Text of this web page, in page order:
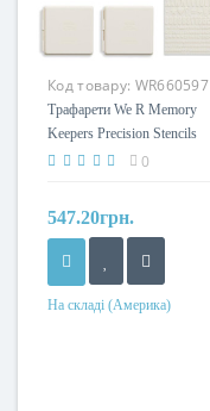
Код товару: WR660597
Трафарети We R Memory
Keepers Precision Stencils
12/Pkg
0
547.20грн.
На складі (Америка)